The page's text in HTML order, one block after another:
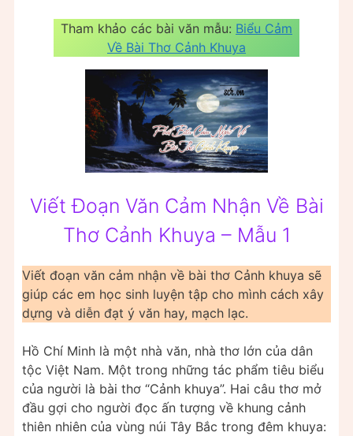
Tham khảo các bài văn mẫu: Biểu Cảm
Về Bài Thơ Cảnh Khuya
Viết Đoạn Văn Cảm Nhận Về Bài
Thơ Cảnh Khuya – Mẫu 1
Viết đoạn văn cảm nhận về bài thơ Cảnh khuya sẽ
giúp các em học sinh luyện tập cho mình cách xây
dựng và diễn đạt ý văn hay, mạch lạc.
Hồ Chí Minh là một nhà văn, nhà thơ lớn của dân
tộc Việt Nam. Một trong những tác phẩm tiêu biểu
của người là bài thơ “Cảnh khuya”. Hai câu thơ mở
đầu gợi cho người đọc ấn tượng về khung cảnh
thiên nhiên của vùng núi Tây Bắc trong đêm khuya: